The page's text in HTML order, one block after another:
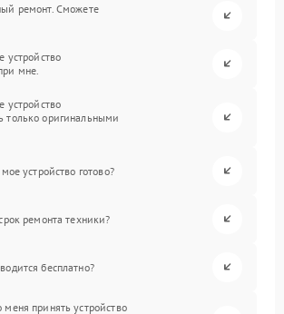
ремонт. Сможете
устройство
мне.
устройство
только оригинальными
устройство готово?
ремонта техники?
бесплатно?
принять устройство